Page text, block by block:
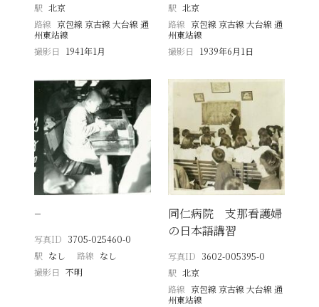
駅 北京
路線 京包線 京古線 大台線 通
州東站線
撮影日
1941年1月
駅 北京
路線 京包線 京古線 大台線 通
州東站線
撮影日
1939年6月1日
−
写真ID 3705-025460-0
駅 なし 路線 なし
撮影日
不明
同仁病院 支那看護婦
の日本語講習
写真ID 3602-005395-0
駅 北京
路線 京包線 京古線 大台線 通
州東站線